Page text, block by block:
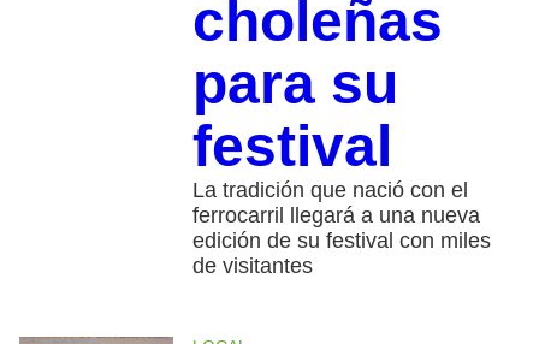
choleñas
para su
festival
La tradición que nació con el
ferrocarril llegará a una nueva
edición de su festival con miles
de visitantes